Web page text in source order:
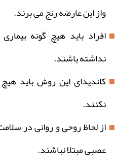
واز این عارضه رنج می برند.
افراد باید هیچ گونه
نداشته باشند.
کاندیدای این روش باید
نکنند.
از لحاظ روحی و روانی در
عصبی مبتلا نباشند.